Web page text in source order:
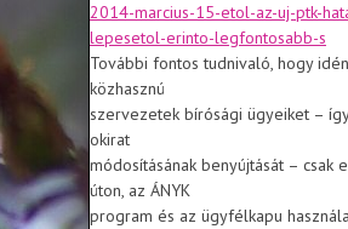
2014-marcius-15-etol-az-uj-ptk-
lepesetol-erinto-legfontosabb-s
További fontos tudnivaló, hogy
közhasznú
szervezetek bírósági ügyeiket –
okirat
módosításának benyújtását – csak
úton, az ÁNYK
program és az ügyfélkapu